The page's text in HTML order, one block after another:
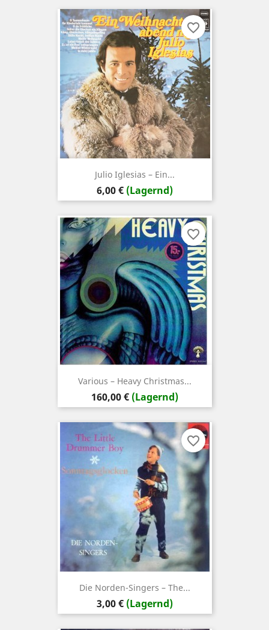
Julio Iglesias – Ein...
Preis
6,00 € (Lagernd)
favorite_border
Various – Heavy Christmas...
Preis
160,00 € (Lagernd)
favorite_border
Die Norden-Singers – The...
Preis
3,00 € (Lagernd)
favorite_border